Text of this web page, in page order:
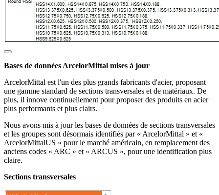
Bases de données ArcelorMittal mises à jour
ArcelorMittal est l'un des plus grands fabricants d'acier, proposant
une gamme standard de sections transversales et de matériaux. De
plus, il innove continuellement pour proposer des produits en acier
plus performants et plus clairs.
Nous avons mis à jour les bases de données de sections transversales
et les groupes sont désormais identifiés par « ArcelorMittal » et «
ArcelorMittalUS » pour le marché américain, en remplacement des
anciens codes « ARC » et « ARCUS », pour une identification plus
claire.
Sections transversales